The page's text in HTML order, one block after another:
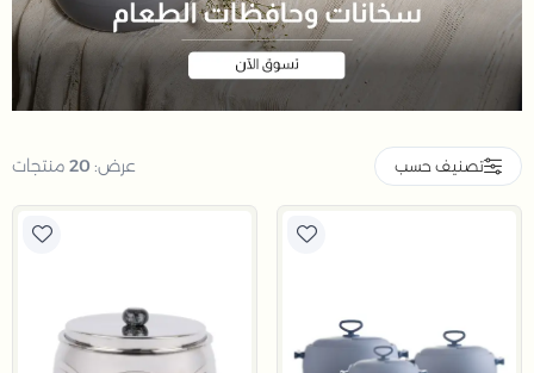
تصنيف حسب عرض: 20 منتجات